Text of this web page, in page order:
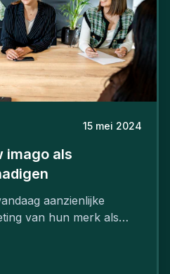
15 mei 2024
imago als
aanzienlijke
van hun merk als